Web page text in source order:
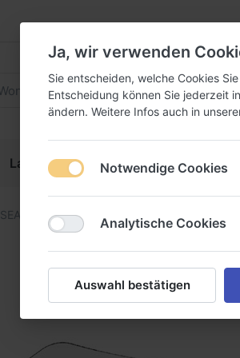
Lampen Instrumente
SEAC One
Ja, wir verwenden
Sie entscheiden, welche Cookies
Entscheidung können Sie jederzeit
ändern. Weitere Infos auch in
Notwendige Cookies
Analytische Cookies
Auswahl bestätigen